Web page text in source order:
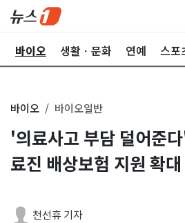
바이오 생활ㆍ문화 연예 스포
바이오 바이오일반
'의료사고 부담 덜어준
료진 배상보험 지원 확대
천선휴 기자